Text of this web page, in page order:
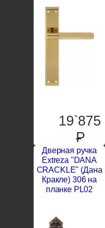
19`875
P
Дверная ручка
Extreza "DANA
CRACKLE" (Дана
Кракле) 306 на
планке PL02